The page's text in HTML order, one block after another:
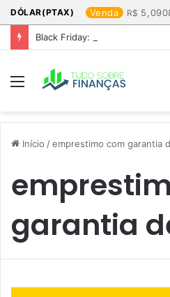
DÓLAR(PTAX) Venda
Black Friday: os produtos que
Menu
Início /emprestimo com garantia
garantia